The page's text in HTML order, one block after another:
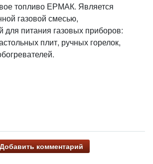
топливо ЕРМАК. Является
газовой смесью,
для питания газовых приборов:
плит, ручных горелок,
Добавить комментарий